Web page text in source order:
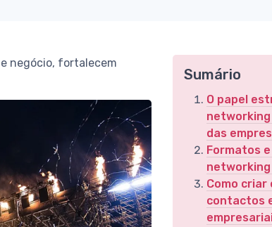
negócio, fortalecem
Sumário
O papel
das
Formatos
Como
contactos